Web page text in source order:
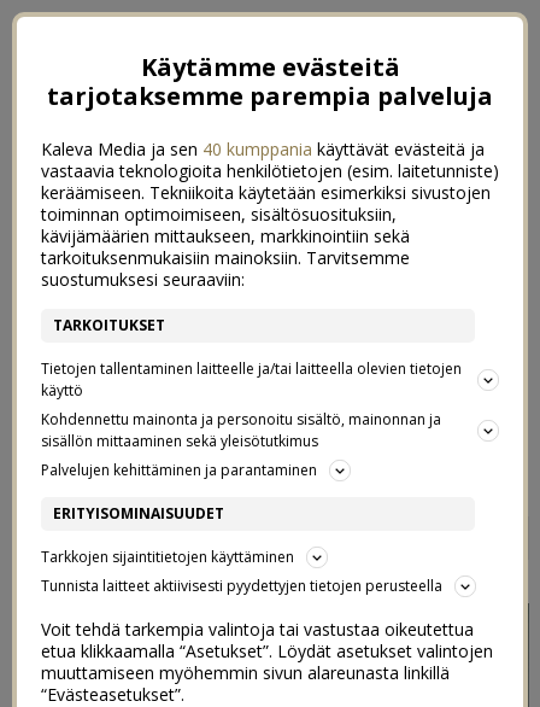
VAUVAKIRJA
BLACK DAY EVERYDAY
26/11/2018
Käytämme evästeitä
tarjotaksemme parempia palveluja
Kaleva Media ja sen 40 kumppania käyttävät evästeitä ja
vastaavia teknologioita henkilötietojen (esim. laitetunniste)
keräämiseen. Tekniikoita käytetään esimerkiksi sivustojen
toiminnan optimoimiseen, sisältösuosituksiin,
kävijämäärien mittaukseen, markkinointiin sekä
tarkoituksenmukaisiin mainoksiin. Tarvitsemme
suostumuksesi seuraaviin:
TARKOITUKSET
Tietojen tallentaminen laitteelle ja/tai laitteella olevien tietojen
käyttö
Kohdennettu mainonta ja personoitu sisältö, mainonnan ja
sisällön mittaaminen sekä yleisötutkimus
Palvelujen kehittäminen ja parantaminen
ERITYISOMINAISUUDET
Tarkkojen sijaintitietojen käyttäminen
Tunnista laitteet aktiivisesti pyydettyjen tietojen perusteella
Voit tehdä tarkempia valintoja tai vastustaa oikeutettua
etua klikkaamalla “Asetukset”. Löydät asetukset valintojen
muuttamiseen myöhemmin sivun alareunasta linkillä
“Evästeasetukset”.